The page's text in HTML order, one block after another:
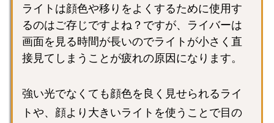
ライトは顔色や移りをよくするために使用す
るのはご存じですよね？ですが、ライバーは
画面を見る時間が長いのでライトが小さく直
接見てしまうことが疲れの原因になります。
強い光でなくても顔色を良く見せられるライ
トや、顔より大きいライトを使うことで目の